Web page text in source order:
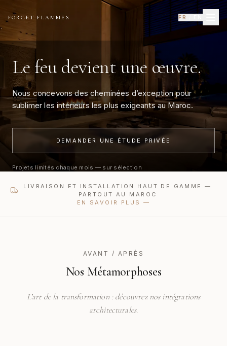
FORGET FLAMMES FR
Le feu devient une œuvre.
Nous concevons des cheminées d’exception pour
sublimer les intérieurs les plus exigeants au Maroc.
DEMANDER UNE ÉTUDE PRIVÉE
Projets limités chaque mois — sur sélection
LIVRAISON ET INSTALLATION HAUT DE GAMME —
PARTOUT AU MAROC
EN SAVOIR PLUS
—
AVANT / APRÈS
Nos Métamorphoses
L’art de la transformation : découvrez nos intégrations
architecturales.